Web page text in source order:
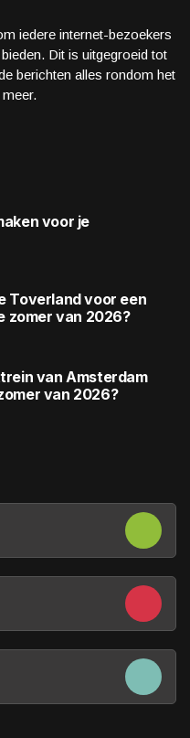
iedere internet-bezoekers
Dit is uitgegroeid tot
berichten alles rondom het
voor je
Toverland voor een
zomer van 2026?
van Amsterdam
van 2026?